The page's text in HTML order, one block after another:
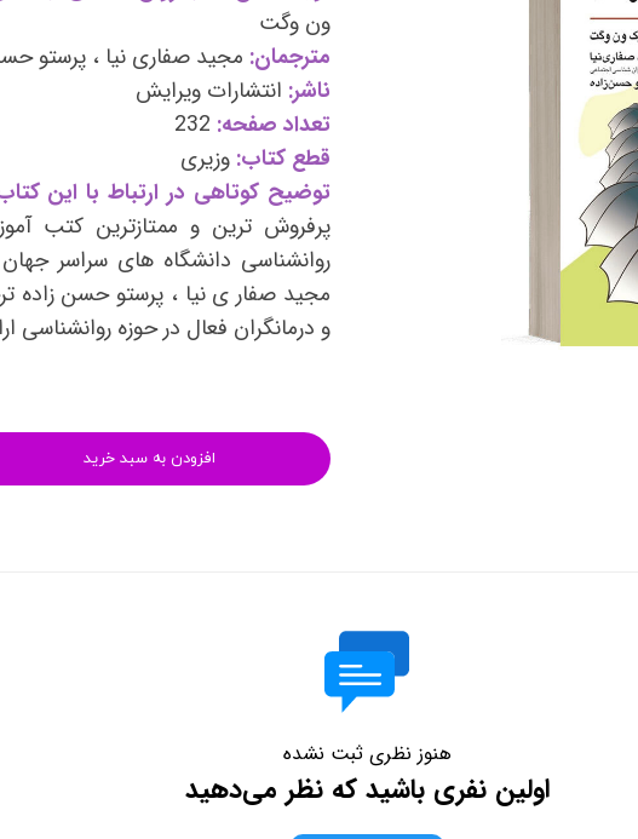
روانشناسی (تست شخصیت)
کتب فرزندپروری و تربیت کودک
کتب روانشناسی خانواده
کتب فن بیان و سخنوری
ون وگت
مترجمان: مجید صفاری نیا ، پرستو
ناشر: انتشارات ویرایش
تعداد صفحه: 232
قطع کتاب: وزیری
توضیح کوتاهی در ارتباط با این
پرفروش ترین و ممتازترین کتب
روانشناسی دانشگاه های سراسر
مجید صفار ی نیا ، پرستو حسن زاده
و درمانگران فعال در حوزه روانشناسی
افزودن به سبد خرید
هنوز نظری ثبت نشده
اولین نفری باشید که نظر می‌دهید